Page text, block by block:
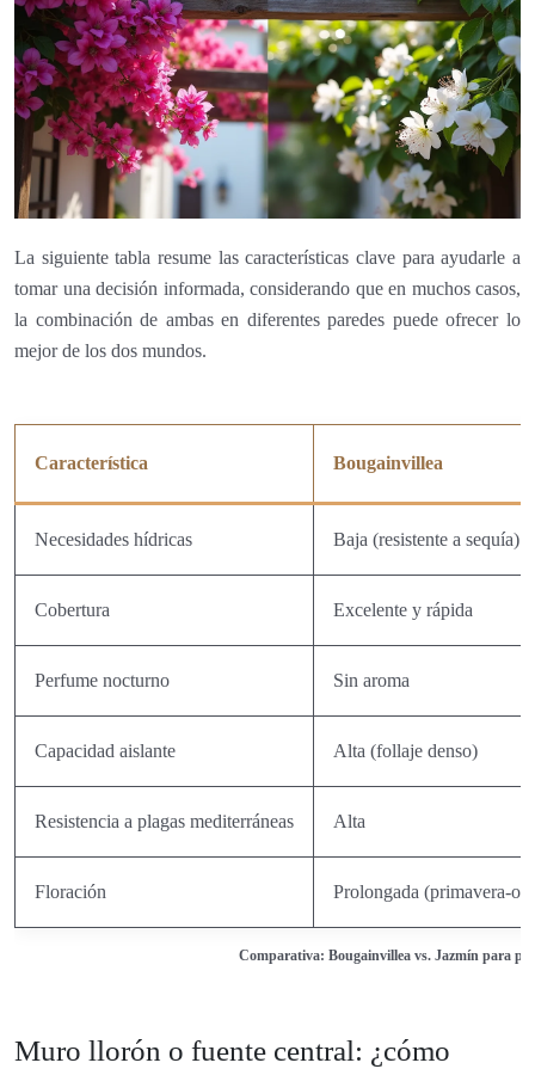
La siguiente tabla resume las características clave para ayudarle a
tomar una decisión informada, considerando que en muchos casos,
la combinación de ambas en diferentes paredes puede ofrecer lo
mejor de los dos mundos.
Comparativa: Bougainvillea vs. Jazmín para
Característica Bougainvillea
Necesidades hídricas Baja (resistente a sequía)
Cobertura Excelente y rápida
Perfume nocturno Sin aroma
Capacidad aislante Alta (follaje denso)
Resistencia a plagas mediterráneas Alta
Floración Prolongada (primavera-
Muro llorón o fuente central: ¿cómo